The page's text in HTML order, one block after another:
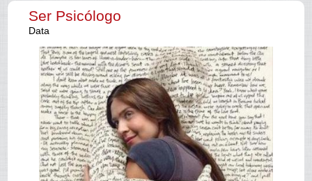
Ser Psicólogo
Data